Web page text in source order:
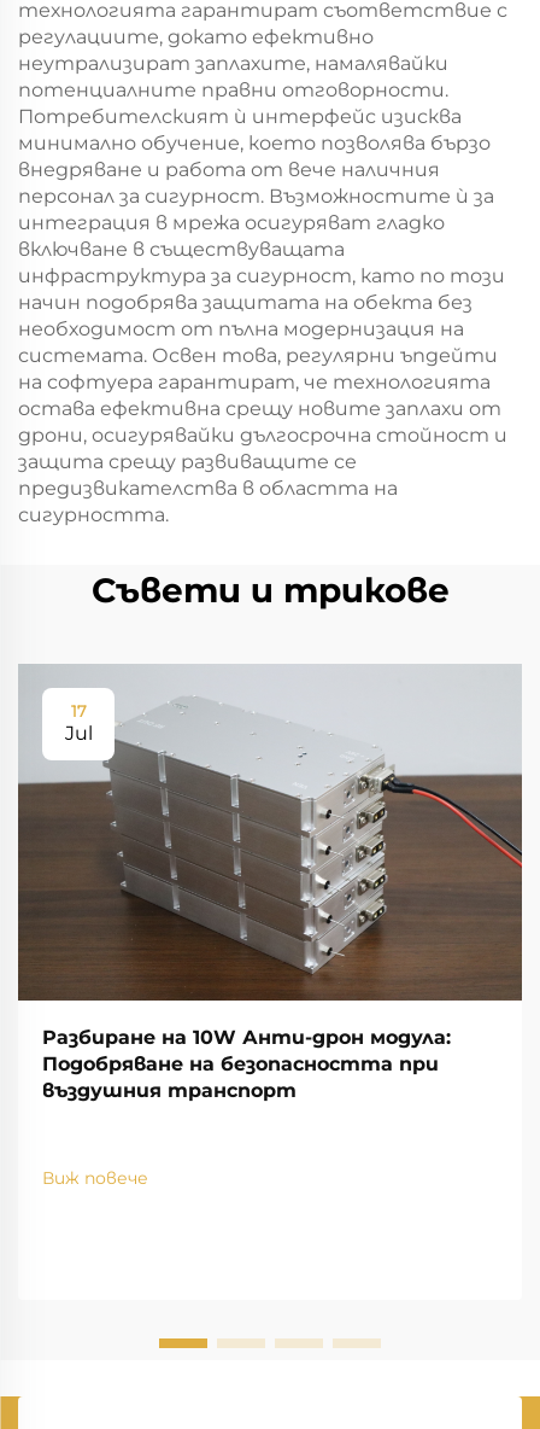
технологията гарантират съответствие с
регулациите, докато ефективно
неутрализират заплахите, намалявайки
потенциалните правни отговорности.
Потребителският ѝ интерфейс изисква
минимално обучение, което позволява бързо
внедряване и работа от вече наличния
персонал за сигурност. Възможностите ѝ за
интеграция в мрежа осигуряват гладко
включване в съществуващата
инфраструктура за сигурност, като по този
начин подобрява защитата на обекта без
необходимост от пълна модернизация на
системата. Освен това, регулярни ъпдейти
на софтуера гарантират, че технологията
остава ефективна срещу новите заплахи от
дрони, осигурявайки дългосрочна стойност и
защита срещу развиващите се
предизвикателства в областта на
сигурността.
Съвети и трикове
17
Jul
Разбиране на 10W Анти-дрон модула:
Подобряване на безопасността при
въздушния транспорт
Виж повече